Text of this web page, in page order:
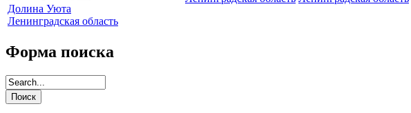
Долина Уюта
Ленинградская область
Форма поиска